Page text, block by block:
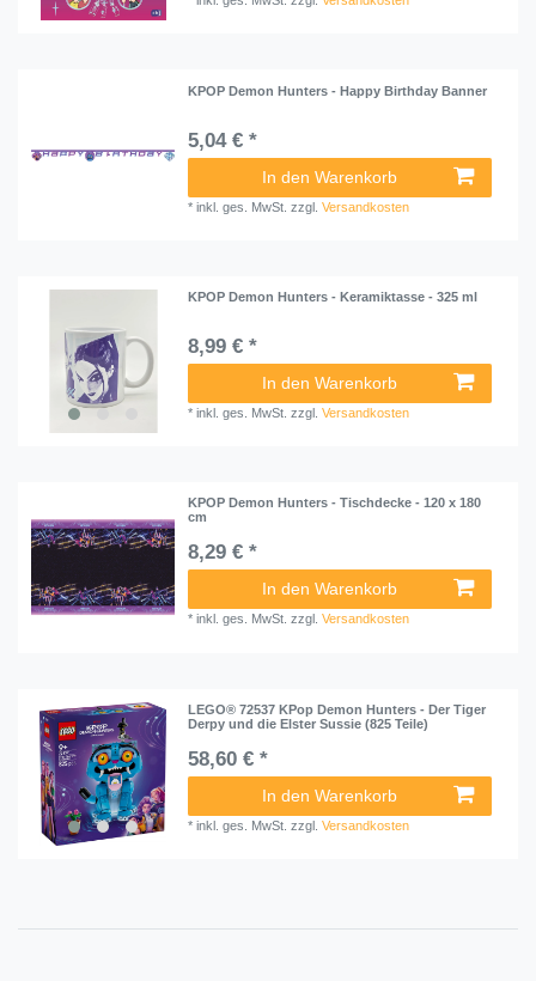
KPOP Demon Hunters - Happy Birthday Banner
5,04 € *
In den Warenkorb
*inkl. ges. MwSt. zzgl.Versandkosten
KPOP Demon Hunters - Keramiktasse - 325 ml
8,99 € *
In den Warenkorb
*inkl. ges. MwSt. zzgl.Versandkosten
KPOP Demon Hunters - Tischdecke - 120 x 180
cm
8,29 € *
In den Warenkorb
*inkl. ges. MwSt. zzgl.Versandkosten
LEGO® 72537 KPop Demon Hunters - Der Tiger
Derpy und die Elster Sussie (825 Teile)
58,60 € *
In den Warenkorb
*inkl. ges. MwSt. zzgl.Versandkosten